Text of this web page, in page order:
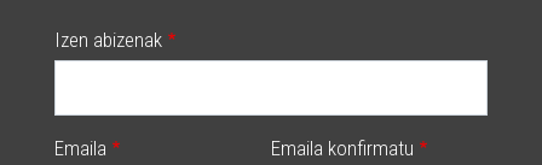
Izen abizenak
Emaila Emaila konfirmatu